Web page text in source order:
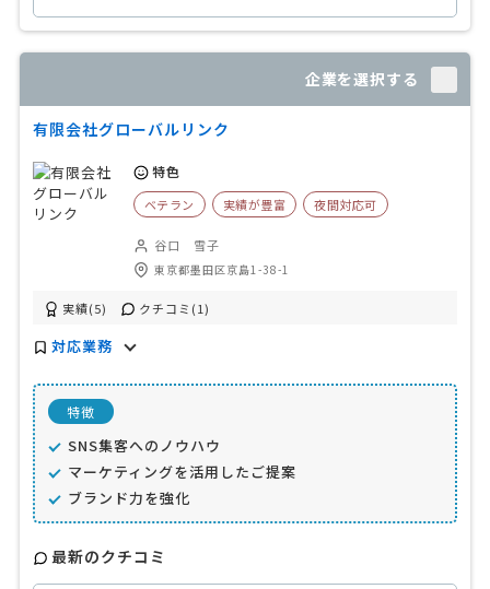
企業を選択する
有限会社グローバルリンク
特色
ベテラン 実績が豊富 夜間対応可
谷口 雪子
東京都墨田区京島1-38-1
実績(5) クチコミ(1)
対応業務
特徴
SNS集客へのノウハウ
マーケティングを活用したご提案
ブランド力を強化
最新のクチコミ